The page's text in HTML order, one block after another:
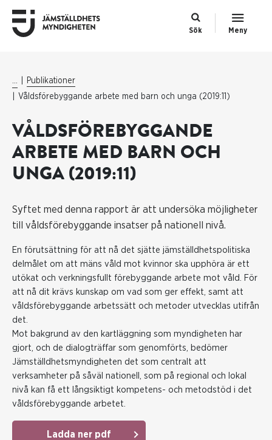
Sök Meny
...
Publikationer
Våldsförebyggande arbete med barn och unga (2019:11)
VÅLDSFÖREBYGGANDE
ARBETE MED BARN OCH
UNGA (2019:11)
Syftet med denna rapport är att undersöka möjligheter
till våldsförebyggande insatser på nationell nivå.
En förutsättning för att nå det sjätte jämställdhetspolitiska
delmålet om att mäns våld mot kvinnor ska upphöra är ett
utökat och verkningsfullt förebyggande arbete mot våld. För
att nå dit krävs kunskap om vad som ger effekt, samt att
våldsförebyggande arbetssätt och metoder utvecklas utifrån
det.
Mot bakgrund av den kartläggning som myndigheten har
gjort, och de dialogträffar som genomförts, bedömer
Jämställdhetsmyndigheten det som centralt att
verksamheter på såväl nationell, som på regional och lokal
nivå kan få ett långsiktigt kompetens- och metodstöd i det
våldsförebyggande arbetet.
Ladda ner pdf